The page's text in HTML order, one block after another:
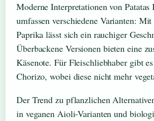
Moderne Interpretationen von Patatas
umfassen verschiedene Varianten:
Paprika lässt sich ein rauchiger
Überbackene Versionen bieten eine
Käsenote. Für Fleischliebhaber gibt
Chorizo, wobei diese nicht mehr
Der Trend zu pflanzlichen
in veganen Aioli-Varianten und